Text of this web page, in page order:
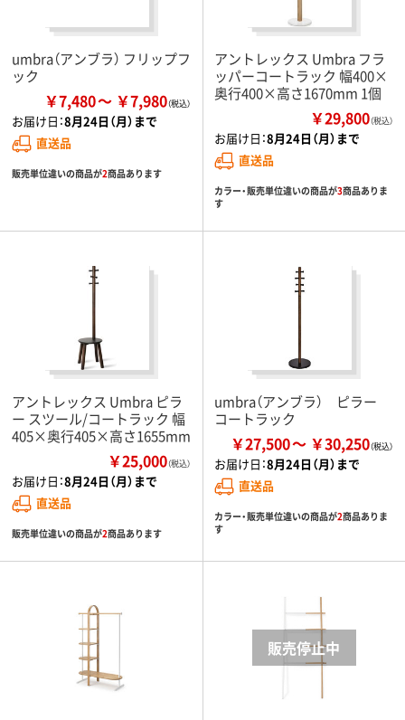
umbra（アンブラ） フリップフ
ック
￥7,480 ￥7,980
お届け日：8月24日（月）まで
直送品
販売単位違いの商品が2商品あります
アントレックス Umbra フラ
ッパーコートラック 幅400×
奥行400×高さ1670mm 1個
￥29,800（税込）
お届け日：8月24日（月）まで
直送品
カラー・販売単位違いの商品が3商品ありま
す
アントレックス Umbra ピラ
ー スツール/コートラック 幅
405×奥行405×高さ1655mm
￥25,000（税込）
お届け日：8月24日（月）まで
直送品
販売単位違いの商品が2商品あります
umbra（アンブラ） ピラー
コートラック
￥27,500 ￥30,250
お届け日：8月24日（月）まで
直送品
カラー・販売単位違いの商品が2商品ありま
す